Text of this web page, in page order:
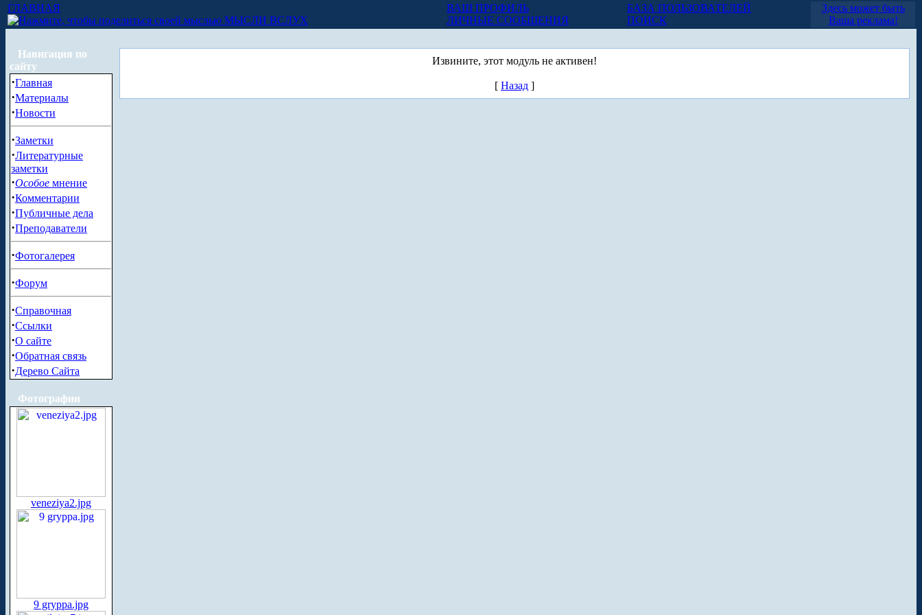
ГЛАВНАЯ
МЫСЛИ ВСЛУХ
ВАШ ПРОФИЛЬ
ЛИЧНЫЕ СООБЩЕНИЯ
БАЗА ПОЛЬЗОВАТЕЛЕЙ
ПОИСК
Здесь может быть
Ваша реклама!
Навигация по
сайту
·Главная
·Материалы
·Новости
·Заметки
·Литературные
заметки
·Особое мнение
·Комментарии
·Публичные дела
·Преподаватели
·Фотогалерея
·Форум
·Справочная
·Ссылки
·О сайте
·Обратная связь
·Дерево Сайта
Фотографии
veneziya2.jpg
9 gryppa.jpg
Извините, этот модуль не активен!
[ Назад ]